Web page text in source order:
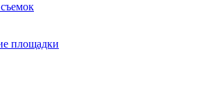
площадки